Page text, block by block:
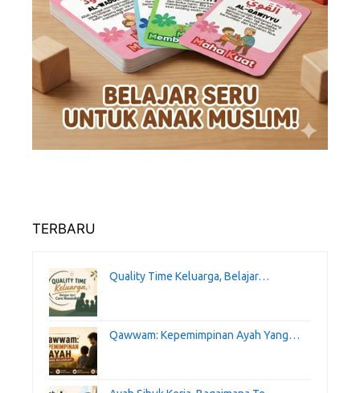
TERBARU
Quality Time Keluarga, Belajar…
Qawwam: Kepemimpinan Ayah Yang…